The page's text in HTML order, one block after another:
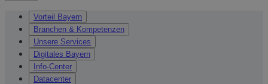
Vorteil Bayern
Branchen & Kompetenzen
Unsere Services
Digitales Bayern
Info-Center
Datacenter